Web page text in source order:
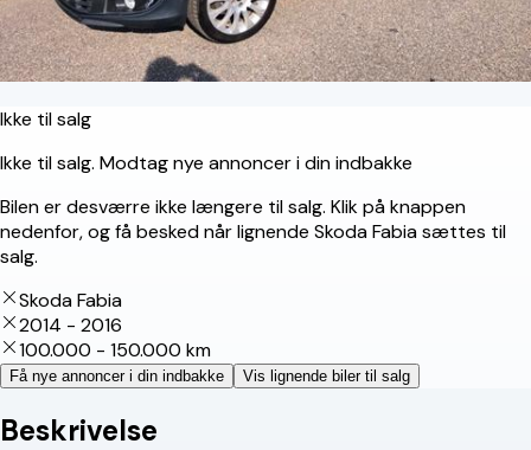
Ikke til salg
Ikke til salg. Modtag nye annoncer i din indbakke
Bilen er desværre ikke længere til salg. Klik på knappen
nedenfor, og få besked når lignende Skoda Fabia sættes til
salg.
Skoda Fabia
2014 - 2016
100.000 - 150.000 km
Få nye annoncer i din indbakke Vis lignende biler til salg
Beskrivelse